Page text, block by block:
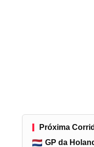
Próxima
GP da